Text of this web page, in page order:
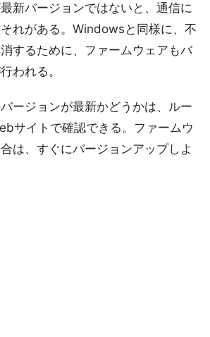
新バージョンではないと、通信に
れがある。Windowsと同様に、不
するために、ファームウェアもバ
われる。
ージョンが最新かどうかは、ルー
サイトで確認できる。ファームウ
は、すぐにバージョンアップしよ